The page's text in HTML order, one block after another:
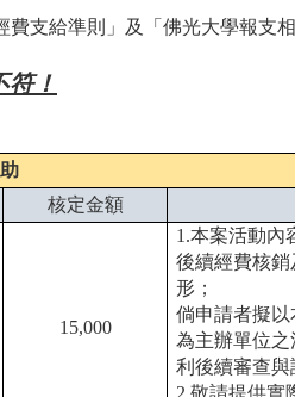
支給準則」及「佛光大學報支
！
核定金額
15,000
1.本案活動內
後續經費核
形；
倘申請者擬
為主辦單位
利後續審查與
2.敬請提供實